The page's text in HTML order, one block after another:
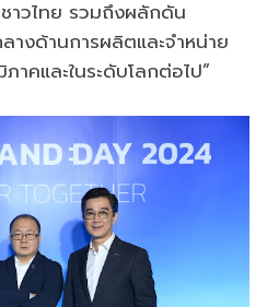
าวไทย รวมถึงผลักดัน
างด้านการผลิตและจำหน่าย
คและในระดับโลกต่อไป”